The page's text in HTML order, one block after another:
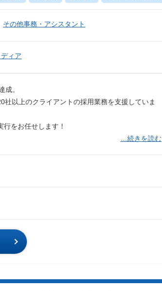
その他事務・アシスタント
ィア
成。
以上のクライアントの採用業務を支援していま
をお任せします！
…続きを読む